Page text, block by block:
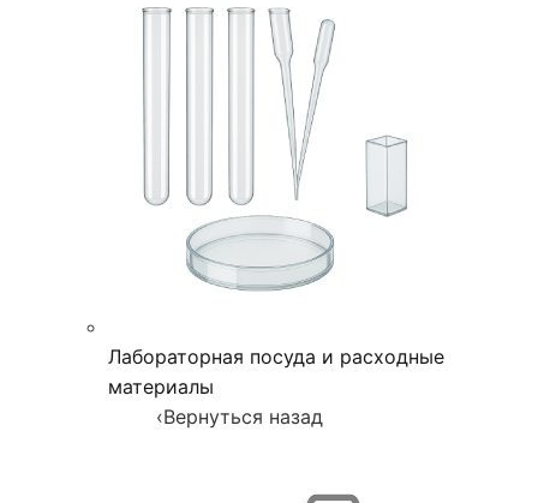
Лабораторная посуда и расходные
материалы
‹Вернуться назад